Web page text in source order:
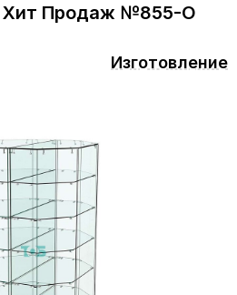
Хит Продаж №855-О
Изготовление